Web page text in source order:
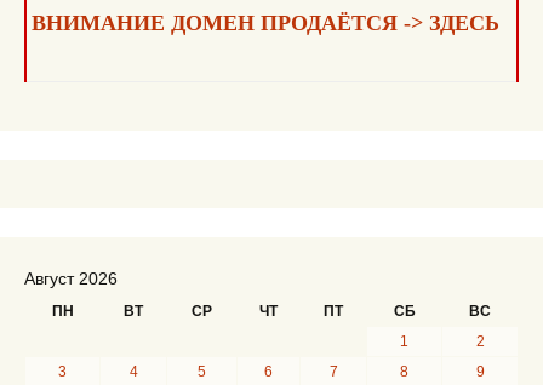
ВНИМАНИЕ ДОМЕН ПРОДАЁТСЯ -> ЗДЕСЬ
Август 2026
ПН ВТ СР ЧТ ПТ СБ
ВС
1
2
3
4 5 6 7 8 9